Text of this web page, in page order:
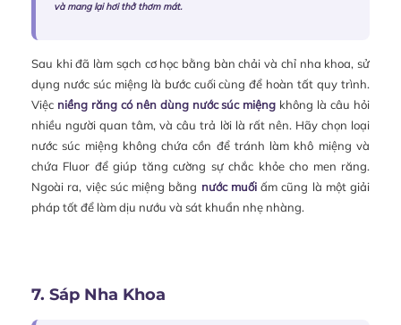
và mang lại hơi thở thơm mát.
Sau khi đã làm sạch cơ học bằng bàn chải và chỉ nha khoa, sử
dụng nước súc miệng là bước cuối cùng để hoàn tất quy trình.
Việc niềng răng có nên dùng nước súc miệng không là câu hỏi
nhiều người quan tâm, và câu trả lời là rất nên. Hãy chọn loại
nước súc miệng không chứa cồn để tránh làm khô miệng và
chứa Fluor để giúp tăng cường sự chắc khỏe cho men răng.
Ngoài ra, việc súc miệng bằng nước muốiấm cũng là một giải
pháp tốt để làm dịu nướu và sát khuẩn nhẹ nhàng.
7. Sáp Nha Khoa